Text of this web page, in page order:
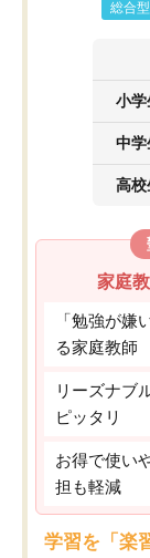
総合
小学
中学
高校
家庭
「勉強が
る家庭教師
リーズナブ
ピッタリ
お得で使い
担も軽減
学習を「楽